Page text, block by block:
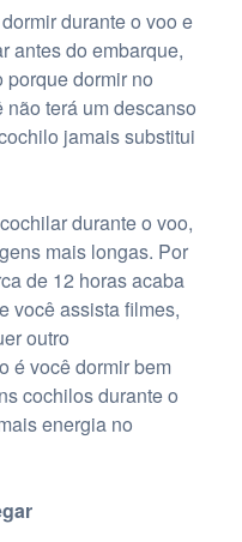
durante o voo e
antes do embarque,
porque dormir no
terá um descanso
jamais substitui
durante o voo,
mais longas. Por
de 12 horas acaba
você assista filmes,
outro
é você dormir bem
cochilos durante o
energia no